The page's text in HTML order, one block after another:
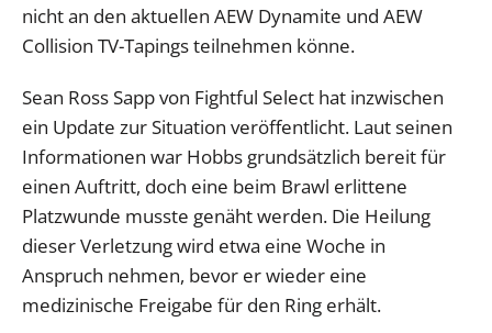
nicht an den aktuellen AEW Dynamite und AEW
Collision TV-Tapings teilnehmen könne.
Sean Ross Sapp von Fightful Select hat inzwischen
ein Update zur Situation veröffentlicht. Laut seinen
Informationen war Hobbs grundsätzlich bereit für
einen Auftritt, doch eine beim Brawl erlittene
Platzwunde musste genäht werden. Die Heilung
dieser Verletzung wird etwa eine Woche in
Anspruch nehmen, bevor er wieder eine
medizinische Freigabe für den Ring erhält.